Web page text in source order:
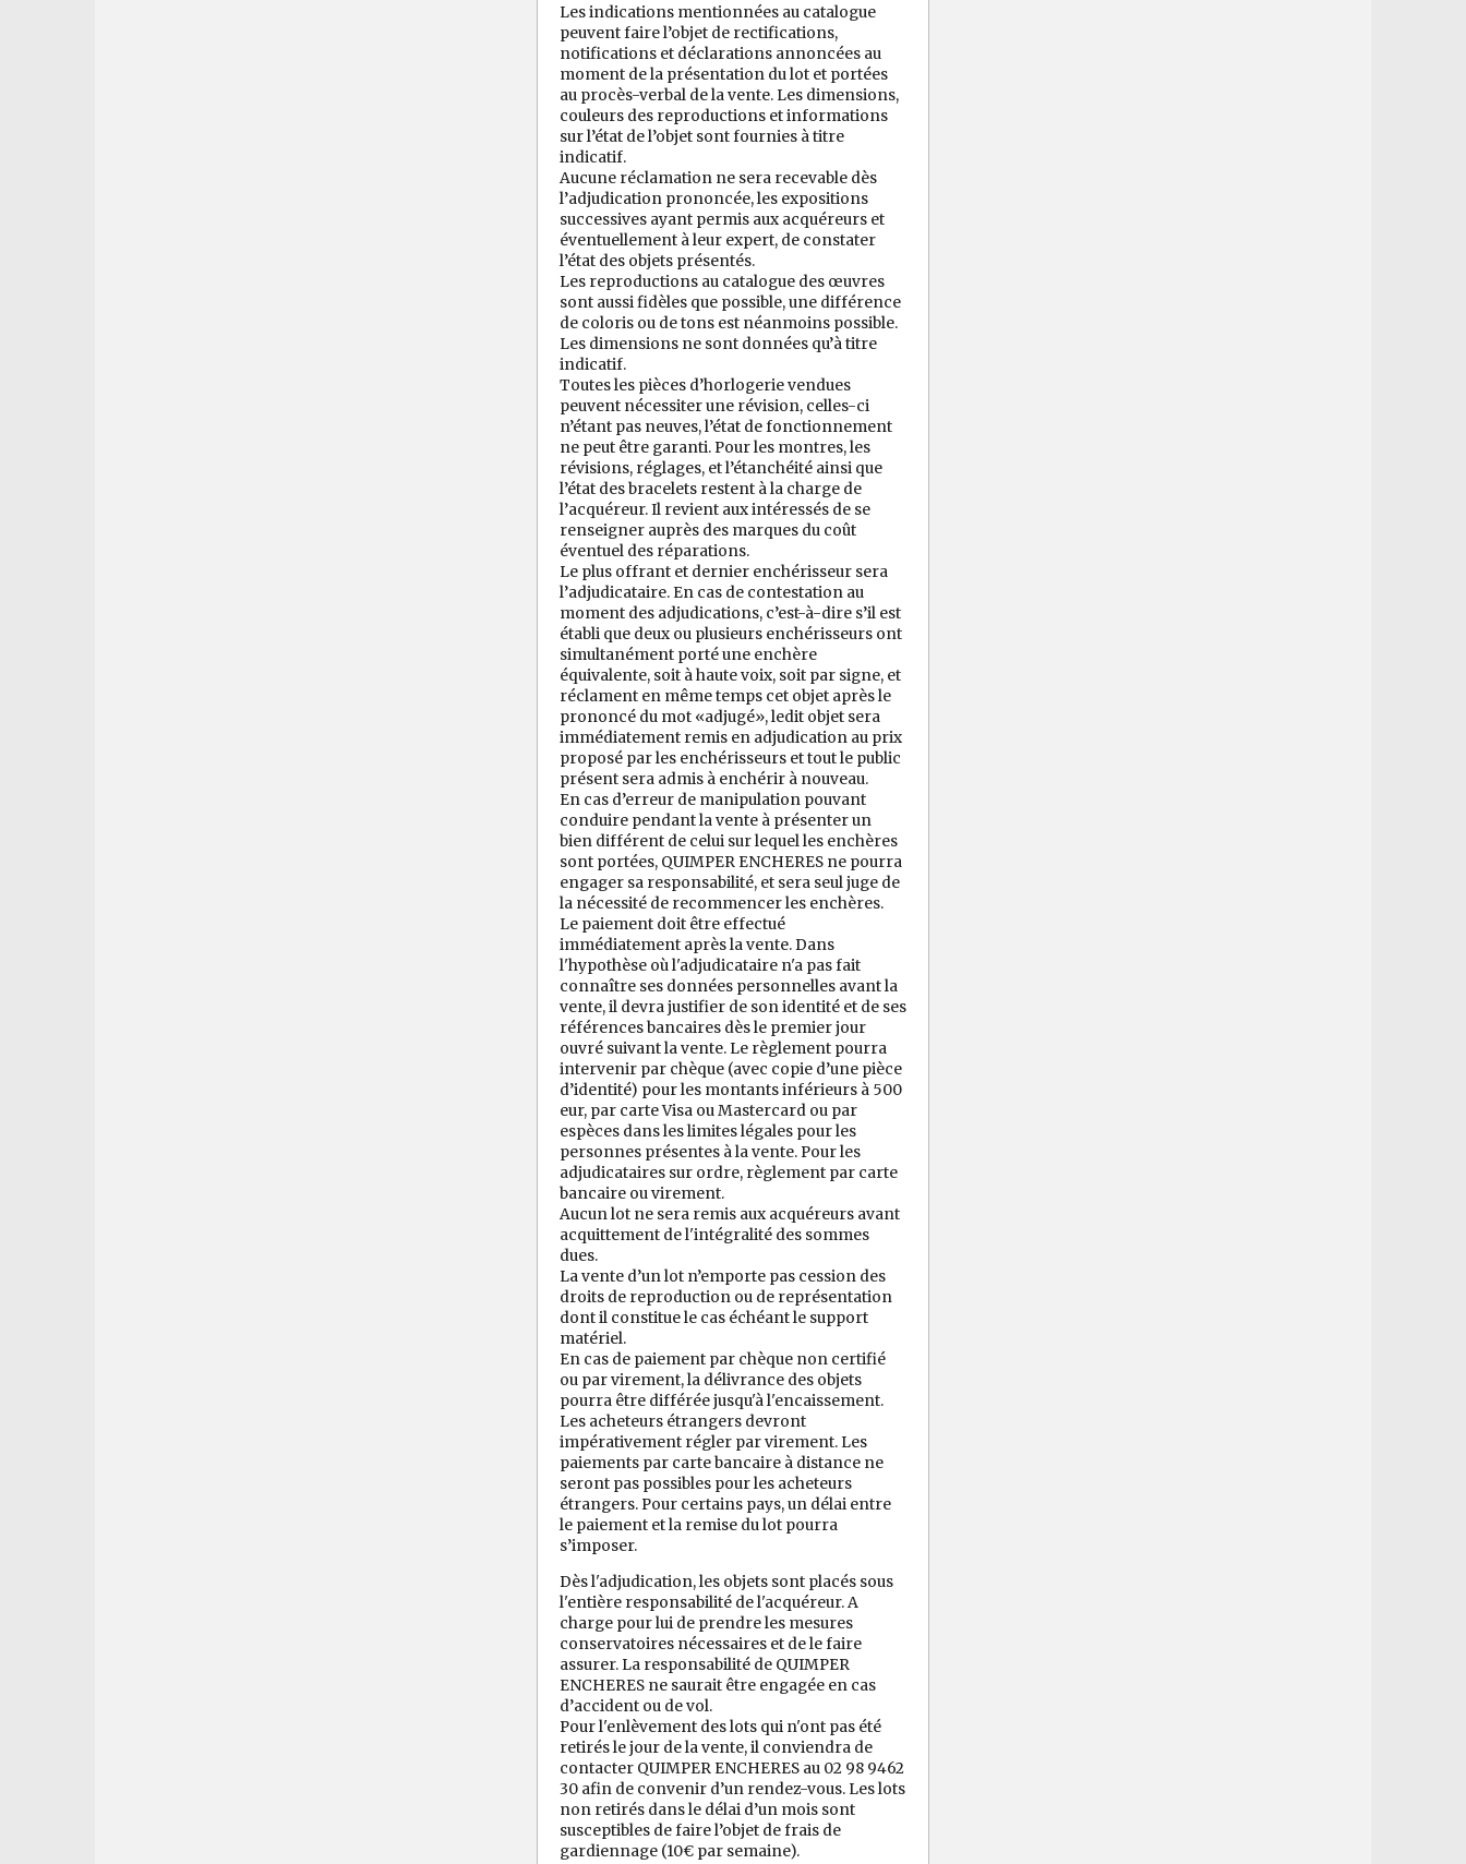
Les indications mentionnées au catalogue
peuvent faire l’objet de rectifications,
notifications et déclarations annoncées au
moment de la présentation du lot et portées
au procès-verbal de la vente. Les dimensions,
couleurs des reproductions et informations
sur l’état de l’objet sont fournies à titre
indicatif.
Aucune réclamation ne sera recevable dès
l’adjudication prononcée, les expositions
successives ayant permis aux acquéreurs et
éventuellement à leur expert, de constater
l’état des objets présentés.
Les reproductions au catalogue des œuvres
sont aussi fidèles que possible, une différence
de coloris ou de tons est néanmoins possible.
Les dimensions ne sont données qu’à titre
indicatif.
Toutes les pièces d’horlogerie vendues
peuvent nécessiter une révision, celles-ci
n’étant pas neuves, l’état de fonctionnement
ne peut être garanti. Pour les montres, les
révisions, réglages, et l’étanchéité ainsi que
l’état des bracelets restent à la charge de
l’acquéreur. Il revient aux intéressés de se
renseigner auprès des marques du coût
éventuel des réparations.
Le plus offrant et dernier enchérisseur sera
l’adjudicataire. En cas de contestation au
moment des adjudications, c’est-à-dire s’il est
établi que deux ou plusieurs enchérisseurs ont
simultanément porté une enchère
équivalente, soit à haute voix, soit par signe, et
réclament en même temps cet objet après le
prononcé du mot «adjugé», ledit objet sera
immédiatement remis en adjudication au prix
proposé par les enchérisseurs et tout le public
présent sera admis à enchérir à nouveau.
En cas d’erreur de manipulation pouvant
conduire pendant la vente à présenter un
bien différent de celui sur lequel les enchères
sont portées, QUIMPER ENCHERES ne pourra
engager sa responsabilité, et sera seul juge de
la nécessité de recommencer les enchères.
Le paiement doit être effectué
immédiatement après la vente. Dans
l'hypothèse où l'adjudicataire n'a pas fait
connaître ses données personnelles avant la
vente, il devra justifier de son identité et de ses
références bancaires dès le premier jour
ouvré suivant la vente. Le règlement pourra
intervenir par chèque (avec copie d’une pièce
d’identité) pour les montants inférieurs à 500
eur, par carte Visa ou Mastercard ou par
espèces dans les limites légales pour les
personnes présentes à la vente. Pour les
adjudicataires sur ordre, règlement par carte
bancaire ou virement.
Aucun lot ne sera remis aux acquéreurs avant
acquittement de l'intégralité des sommes
dues.
La vente d’un lot n’emporte pas cession des
droits de reproduction ou de représentation
dont il constitue le cas échéant le support
matériel.
En cas de paiement par chèque non certifié
ou par virement, la délivrance des objets
pourra être différée jusqu'à l'encaissement.
Les acheteurs étrangers devront
impérativement régler par virement. Les
paiements par carte bancaire à distance ne
seront pas possibles pour les acheteurs
étrangers. Pour certains pays, un délai entre
le paiement et la remise du lot pourra
s’imposer.
Dès l'adjudication, les objets sont placés sous
l'entière responsabilité de l'acquéreur. A
charge pour lui de prendre les mesures
conservatoires nécessaires et de le faire
assurer. La responsabilité de QUIMPER
ENCHERES ne saurait être engagée en cas
d’accident ou de vol.
Pour l'enlèvement des lots qui n'ont pas été
retirés le jour de la vente, il conviendra de
contacter QUIMPER ENCHERES au 02 98 9462
30 afin de convenir d’un rendez-vous. Les lots
non retirés dans le délai d’un mois sont
susceptibles de faire l’objet de frais de
gardiennage (10€ par semaine).